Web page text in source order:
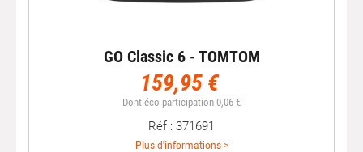
GO Classic 6 - TOMTOM
159,95 €
Dont éco-participation 0,06 €
Réf : 371691
Plus d'informations >